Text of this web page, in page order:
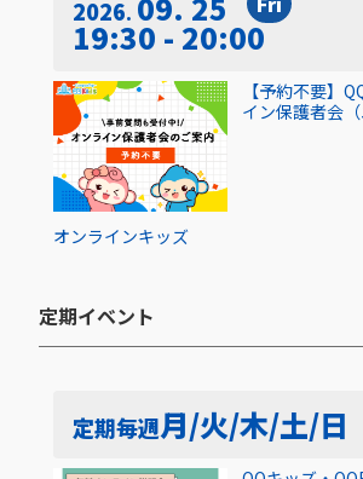
2026
19:30 - 20:00
オンラインキッズ
【予約不要】
イン保護者会（
定期イベント​
定期毎週月/火/木/土/日